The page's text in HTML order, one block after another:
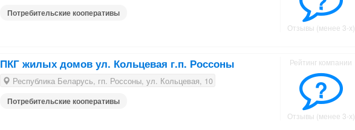
Потребительские кооперативы
Отзывы (менее 3-х)
ПКГ жилых домов ул. Кольцевая г.п. Россоны
Республика Беларусь, гп. Россоны, ул. Кольцевая, 10
Потребительские кооперативы
Рейтинг компании
?
Отзывы (менее 3-х)